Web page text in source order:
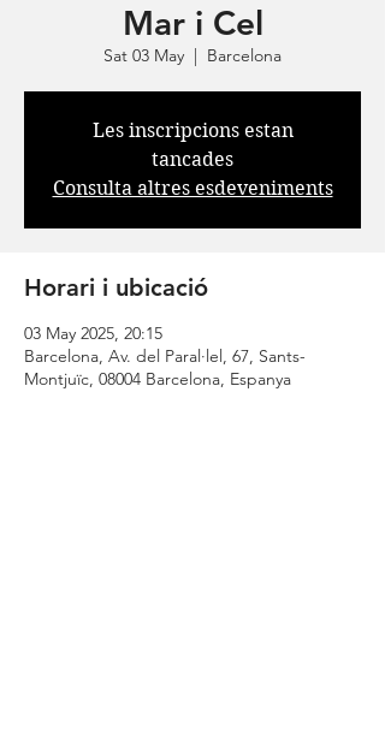
Mar i Cel
Sat 03 May
  |
Barcelona
Les inscripcions estan
tancades
Consulta altres esdeveniments
Horari i ubicació
03 May 2025, 20:15
Barcelona, Av. del Paral·lel, 67, Sants-
Montjuïc, 08004 Barcelona, Espanya